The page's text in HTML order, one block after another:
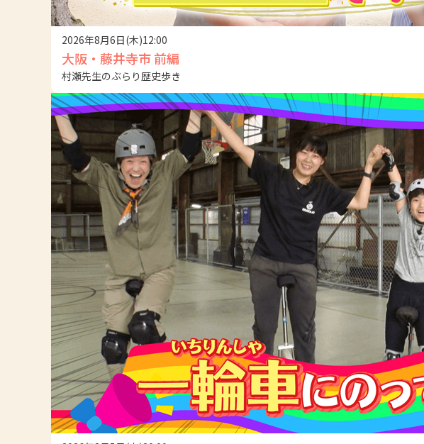
2026年8月6日(木)12:00
大阪・藤井寺市 前編
村瀬先生のぶらり歴史歩き